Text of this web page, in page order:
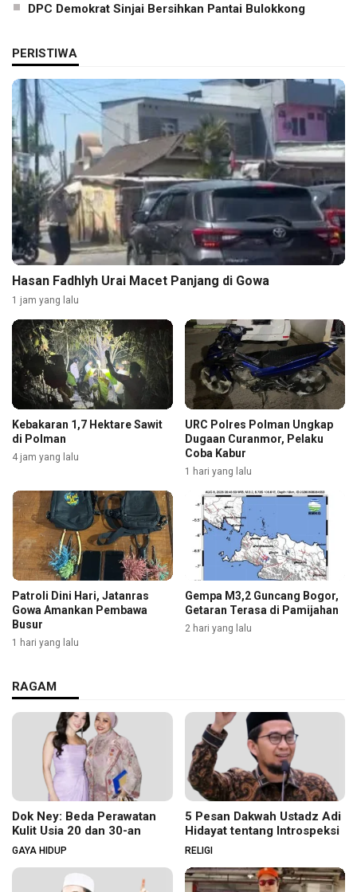
DPC Demokrat Sinjai Bersihkan Pantai Bulokkong
PERISTIWA
Hasan Fadhlyh Urai Macet Panjang di Gowa
1 jam yang lalu
Kebakaran 1,7 Hektare Sawit
di Polman
4 jam yang lalu
URC Polres Polman Ungkap
Dugaan Curanmor, Pelaku
Coba Kabur
1 hari yang lalu
Patroli Dini Hari, Jatanras
Gowa Amankan Pembawa
Busur
1 hari yang lalu
Gempa M3,2 Guncang Bogor,
Getaran Terasa di Pamijahan
2 hari yang lalu
RAGAM
Dok Ney: Beda Perawatan
Kulit Usia 20 dan 30-an
GAYA HIDUP
5 Pesan Dakwah Ustadz Adi
Hidayat tentang Introspeksi
RELIGI